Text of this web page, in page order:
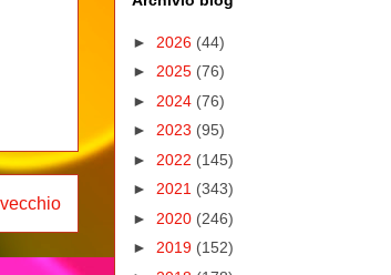
► 2026 (44)
► 2025 (76)
► 2024 (76)
► 2023 (95)
► 2022 (145)
► 2021 (343)
► 2020 (246)
► 2019 (152)